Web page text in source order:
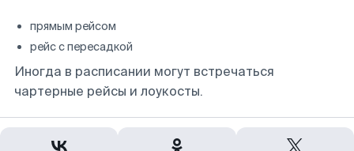
прямым рейсом
рейс с пересадкой
Иногда в расписании могут встречаться
чартерные рейсы и лоукосты.